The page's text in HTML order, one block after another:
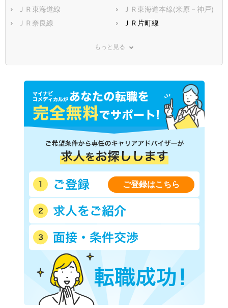
ＪＲ東海道線
ＪＲ東海道本線(米原－神戸)
ＪＲ奈良線
ＪＲ片町線
ＪＲ舞鶴線
近鉄京都線
京阪本線
京阪鴨東線
京阪鋼索線
阪急京都本線
京福電気鉄道嵐山本線
京福電気鉄道北野線
京都丹後鉄道宮福線
京都丹後鉄道宮豊線
京都丹後鉄道宮舞線
叡山電鉄鞍馬線
叡山電鉄叡山本線
もっと見る
ご登録はこちら